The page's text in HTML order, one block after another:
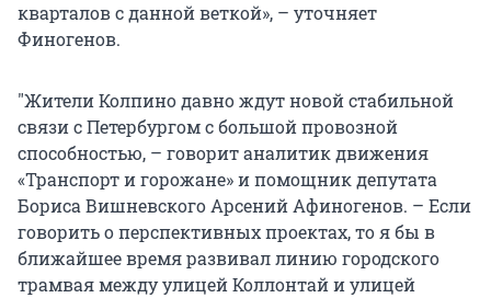
кварталов с данной веткой», – уточняет
Финогенов.
"Жители Колпино давно ждут новой стабильной
связи с Петербургом с большой провозной
способностью, – говорит аналитик движения
«Транспорт и горожане» и помощник депутата
Бориса Вишневского Арсений Афиногенов. – Если
говорить о перспективных проектах, то я бы в
ближайшее время развивал линию городского
трамвая между улицей Коллонтай и улицей